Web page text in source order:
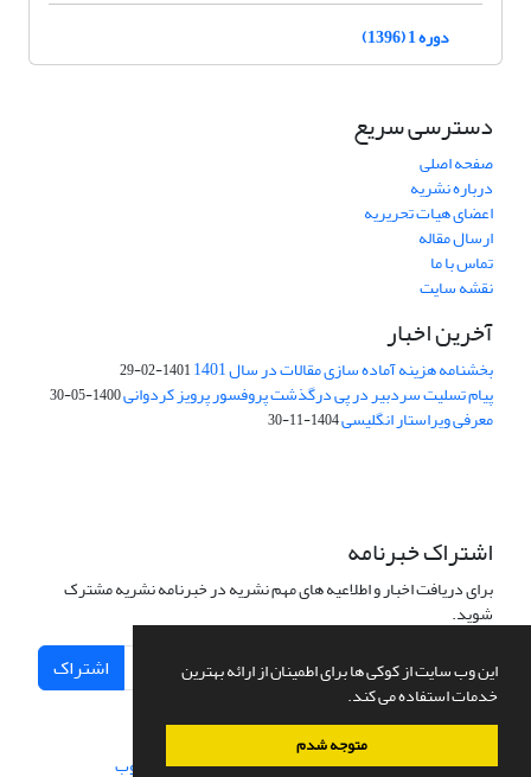
این وب سایت از کوکی ها برای اطمینان از ارائه بهترین
خدمات استفاده می کند.
متوجه شدم
دوره 1 (1396)
دسترسی سریع
صفحه اصلی
درباره نشریه
اعضای هیات تحریریه
ارسال مقاله
تماس با ما
نقشه سایت
آخرین اخبار
بخشنامه هزینه آماده سازی مقالات در سال 1401 1401-02-29
پیام تسلیت سردبیر در پی درگذشت پروفسور پرویز کردوانی1400-05-30
معرفی ویراستار انگلیسی1404-11-30
اشتراک خبرنامه
برای دریافت اخبار و اطلاعیه های مهم نشریه در خبرنامه نشریه مشترک
شوید.
اشتراک
سامانه مدیریت نشریات علمی.طراحی و پیاده سازی از سیناوب